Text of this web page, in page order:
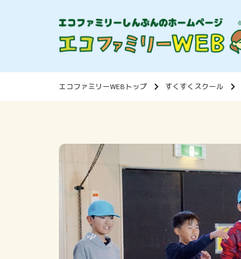
エコファミリーWEBトップ すくすくスクール